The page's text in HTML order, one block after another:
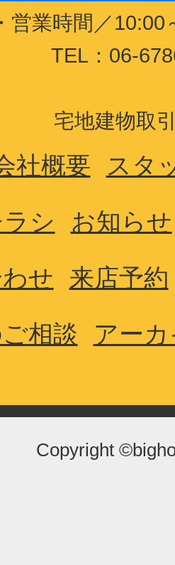
・営業時間／
TEL：06-
宅地建物取
社概要 スタ
シ お知らせ
せ 来店予約
相談 アー
Copyright